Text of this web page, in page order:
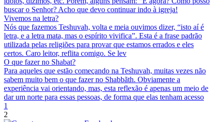
buscar o Senhor? Acho que devo continuar indo à igreja!
Vivemos na letra?
Nós que fazemos Teshuvah, volta e meia ouvimos dizer, “isto aí é
letra, e a letra mata, mas o espírito vivifica”. Esta é a frase padrão
utilizada pelas religiões para provar que estamos errados e eles
certos. Caro leitor, reflita comigo. Se lev
O que fazer no Shabat?
Para aqueles que estão começando na Teshuvah, muitas vezes não
sabem muito bem o que fazer no Shabbãth. Obviamente a
experiência vai orientando, mas, esta reflexão é apenas um meio de
dar um norte para essas pessoas, de forma que elas tenham acesso
1
2